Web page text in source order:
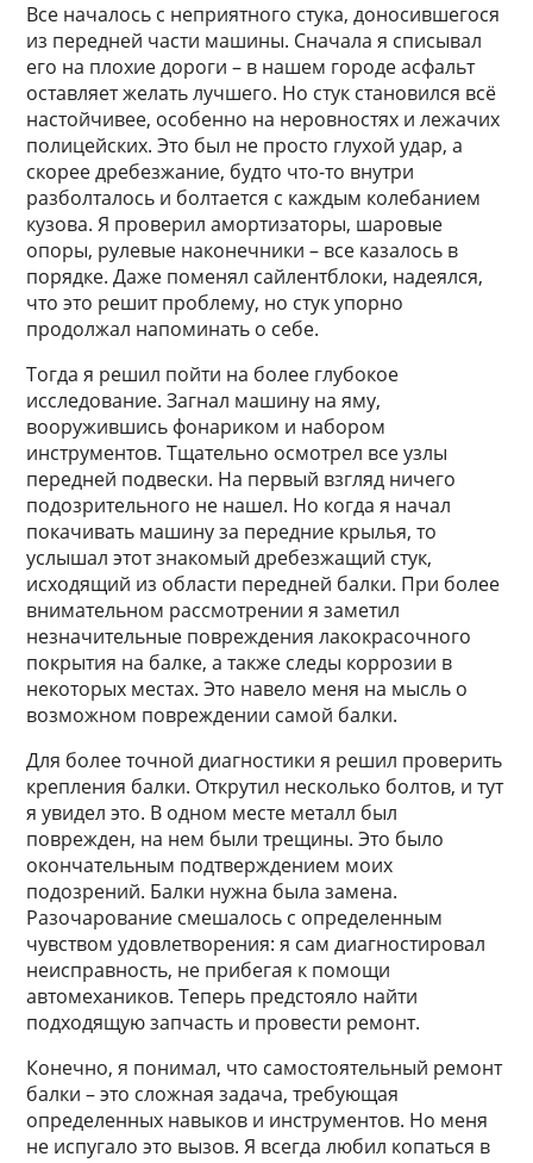
Все началось с неприятного стука, доносившегося
из передней части машины. Сначала я списывал
его на плохие дороги – в нашем городе асфальт
оставляет желать лучшего. Но стук становился всё
настойчивее, особенно на неровностях и лежачих
полицейских. Это был не просто глухой удар, а
скорее дребезжание, будто что-то внутри
разболталось и болтается с каждым колебанием
кузова. Я проверил амортизаторы, шаровые
опоры, рулевые наконечники – все казалось в
порядке. Даже поменял сайлентблоки, надеялся,
что это решит проблему, но стук упорно
продолжал напоминать о себе.
Тогда я решил пойти на более глубокое
исследование. Загнал машину на яму,
вооружившись фонариком и набором
инструментов. Тщательно осмотрел все узлы
передней подвески. На первый взгляд ничего
подозрительного не нашел. Но когда я начал
покачивать машину за передние крылья, то
услышал этот знакомый дребезжащий стук,
исходящий из области передней балки. При более
внимательном рассмотрении я заметил
незначительные повреждения лакокрасочного
покрытия на балке, а также следы коррозии в
некоторых местах. Это навело меня на мысль о
возможном повреждении самой балки.
Для более точной диагностики я решил проверить
крепления балки. Открутил несколько болтов, и тут
я увидел это. В одном месте металл был
поврежден, на нем были трещины. Это было
окончательным подтверждением моих
подозрений. Балки нужна была замена.
Разочарование смешалось с определенным
чувством удовлетворения: я сам диагностировал
неисправность, не прибегая к помощи
автомехаников. Теперь предстояло найти
подходящую запчасть и провести ремонт.
Конечно, я понимал, что самостоятельный ремонт
балки – это сложная задача, требующая
определенных навыков и инструментов. Но меня
не испугало это вызов. Я всегда любил копаться в